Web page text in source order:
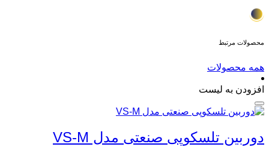
محصولات مرتبط
همه محصولات
افزودن به لیست
دوربین تلسکوپی صنعتی مدل VS-M